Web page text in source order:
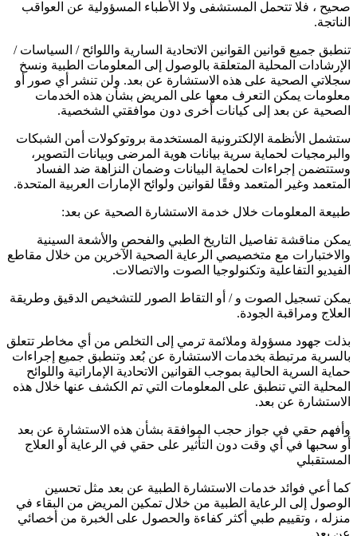
صحيح ، فلا تتحمل المستشفى ولا الأطباء المسؤولية عن العواقب
الناتجة.
تنطبق جميع قوانين القوانين الاتحادية السارية واللوائح / السياسات /
الإرشادات المحلية المتعلقة بالوصول إلى المعلومات الطبية ونسخ
سجلاتي الصحية على هذه الاستشارة عن بعد. ولن تنشر أي صور أو
معلومات يمكن التعرف معها على المريض بشأن هذه الخدمات
الصحية عن بعد إلى كيانات أخرى دون موافقتي الشخصية.
ستشمل الأنظمة الإلكترونية المستخدمة بروتوكولات أمن الشبكات
والبرمجيات لحماية سرية بيانات هوية المرضى وبيانات التصوير،
وستتضمن إجراءات لحماية البيانات وضمان النزاهة ضد الفساد
المتعمد وغير المتعمد وفقًا لقوانين ولوائح الإمارات العربية المتحدة.
طبيعة المعلومات خلال خدمة الاستشارة الصحية عن بعد:
يمكن مناقشة تفاصيل التاريخ الطبي والفحص والأشعة السينية
والاختبارات مع متخصيصي الرعاية الصحية الآخرين من خلال مقاطع
الفيديو التفاعلية وتكنولوجيا الصوت والاتصالات.
يمكن تسجيل الصوت و / أو التقاط الصور للتشخيص الدقيق وطريقة
العلاج ومراقبة الجودة.
بذلت جهود مسؤولة وملائمة ترمي إلى التخلص من أي مخاطر تتعلق
بالسرية مرتبطة بخدمات الاستشارة عن بُعد وتنطبق جميع إجراءات
حماية السرية الحالية بموجب القوانين الاتحادية الإماراتية واللوائح
المحلية التي تنطبق على المعلومات التي تم الكشف عنها خلال هذه
الاستشارة عن بعد.
وأفهم حقي في جواز حجب الموافقة بشأن هذه الاستشارة عن بعد
أو سحبها في أي وقت دون التأثير على حقي في الرعاية أو العلاج
المستقبلي
كما أعي فوائد خدمات الاستشارة الطبية عن بعد مثل تحسين
الوصول إلى الرعاية الطبية من خلال تمكين المريض من البقاء في
منزله ، وتقييم طبي أكثر كفاءة والحصول على الخبرة من أخصائي
عن بعد.